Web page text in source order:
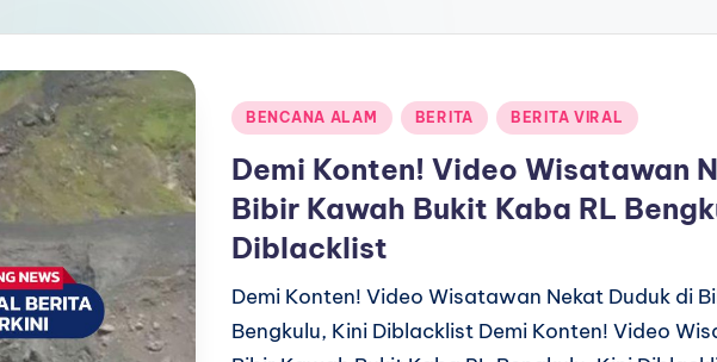
Posted
BENCANA ALAM BERITA BERITA VIRAL
Demi Konten! Video Wisatawan
Bibir Kawah Bukit Kaba RL
Diblacklist
Demi Konten! Video Wisatawan Nekat Duduk di
Bengkulu, Kini Diblacklist Demi Konten! Video